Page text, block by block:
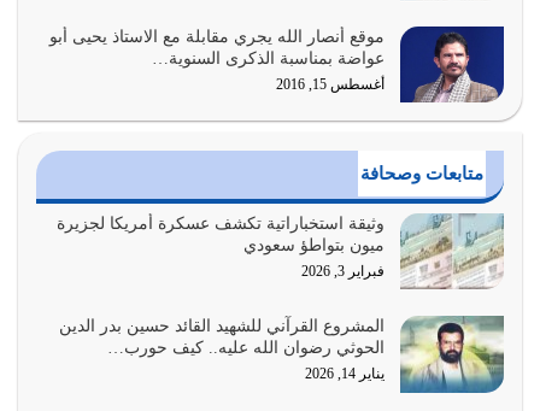
وعد الله تعالى من يُقتل في سبيله بالحياة الأبدية والرزق
والاستبشار والنجاة والخلود في…
يوليو 29, 2026
القرآن الكريم هو أهم مصدر لمعرفة رسول الله معرفة سيرته
معرفة شخصيته معرفة عظمته
يوليو 28, 2026
هل نحن من الصالحين؟ قيِّم نفسك هنا اترك القرآن على أصله
وأعرض نفسك، وأعرض ما لديك على…
يوليو 27, 2026
عندما يكون عدوك هو عدو الله معناه أن تكون نقاط الضعف
فيه كثيرة وسينصرك الله عليه إذا…
موقع أنصار الله يجري مقابلة مع الاستاذ يحيى أبو
عواضة بمناسبة الذكرى السنوية…
أغسطس 15, 2016
متابعات وصحافة
وثيقة استخباراتية تكشف عسكرة أمريكا لجزيرة
ميون بتواطؤ سعودي
فبراير 3, 2026
المشروع القرآني للشهيد القائد حسين بدر الدين
الحوثي رضوان الله عليه.. كيف حورب…
يناير 14, 2026